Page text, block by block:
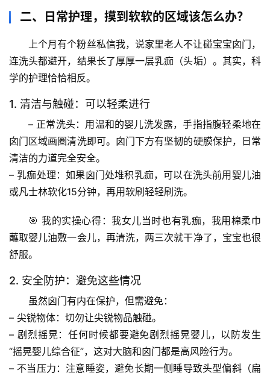
首
专
题
列
表
二、日常护理，摸到软软的区域该怎么办？
上个月有个粉丝私信我，说家里老人不让碰宝宝囟门，
连洗头都避开，结果长了厚厚一层乳痂（头垢）。其实，科
学的护理恰恰相反。
1. 清洁与触碰：可以轻柔进行
– 正常洗头：用温和的婴儿洗发露，手指指腹轻柔地在
囟门区域画圈清洗即可。囟门下方有坚韧的硬膜保护，日常
清洁的力道完全安全。
– 乳痂处理 ：如果囟门处堆积乳痂，可以在洗头前用婴儿油
或凡士林软化15分钟，再用软刷轻轻刷洗。
🎯 我的实操心得 ：我女儿当时也有乳痂，我用棉柔巾
蘸取婴儿油敷一会儿，再清洗，两三次就干净了，宝宝也很
舒服。
2. 安全防护：避免这些情况
虽然囟门有内在保护，但需避免：
– 尖锐物体：切勿让尖锐物品触碰。
– 剧烈摇晃：任何时候都要避免剧烈摇晃婴儿，以防发生
“摇晃婴儿综合征”，这对大脑和囟门都是高风险行为。
– 不当压力 ：注意睡姿，避免长期一侧睡导致头型偏斜（扁